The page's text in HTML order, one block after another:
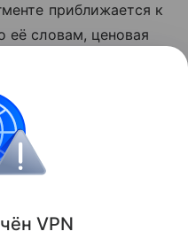
приближается к
её словам, ценовая
Поделиться
ён VPN